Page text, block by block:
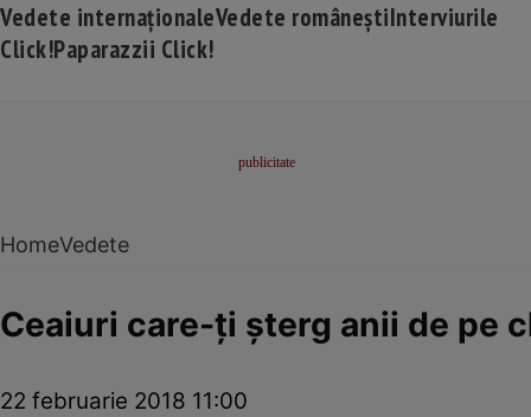
Vedete internaționaleVedete româneștiInterviurile
Click!Paparazzii Click!
HomeVedete
Ceaiuri care-ţi şterg anii de pe
22 februarie 2018 11:00